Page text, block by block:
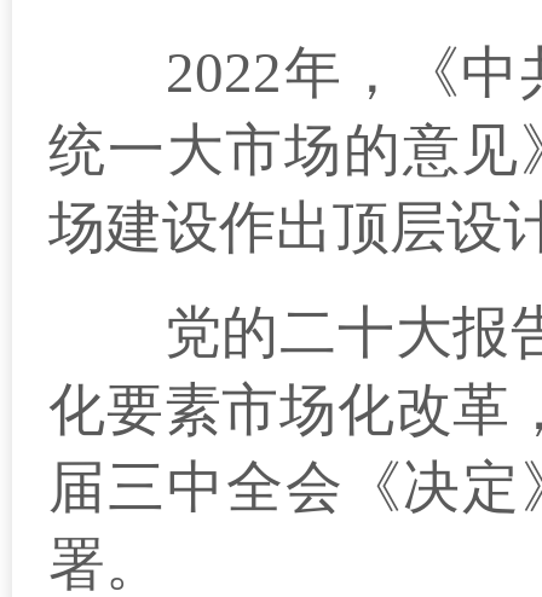
2022年，《中
统一大市场的意
场建设作出顶层设
党的二十大报告
化要素市场化改革
届三中全会《决
署。